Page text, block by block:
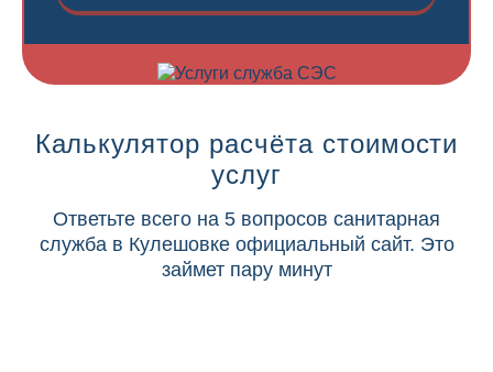
Калькулятор расчёта стоимости
услуг
Ответьте всего на 5 вопросов санитарная
служба в Кулешовке официальный сайт. Это
займет пару минут